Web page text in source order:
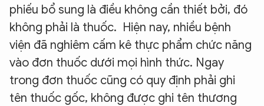
phiếu bổ sung là điều không cần thiết bởi, đó
không phải là thuốc. Hiện nay, nhiều bệnh
viện đã nghiêm cấm kê thực phẩm chức năng
vào đơn thuốc dưới mọi hình thức. Ngay
trong đơn thuốc cũng có quy định phải ghi
tên thuốc gốc, không được ghi tên thương
Hãy hỏi tôi bất kỳ điều gì bạn cần biết về
An Ninh Thủ Đô nhé. Tôi sẵn sàng hỗ trợ!